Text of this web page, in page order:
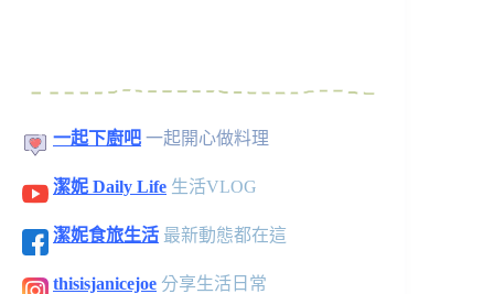
一起下廚吧 一起開心做料理
潔妮 Daily Life 生活VLOG
潔妮食旅生活 最新動態都在這
thisisjanicejoe 分享生活日常